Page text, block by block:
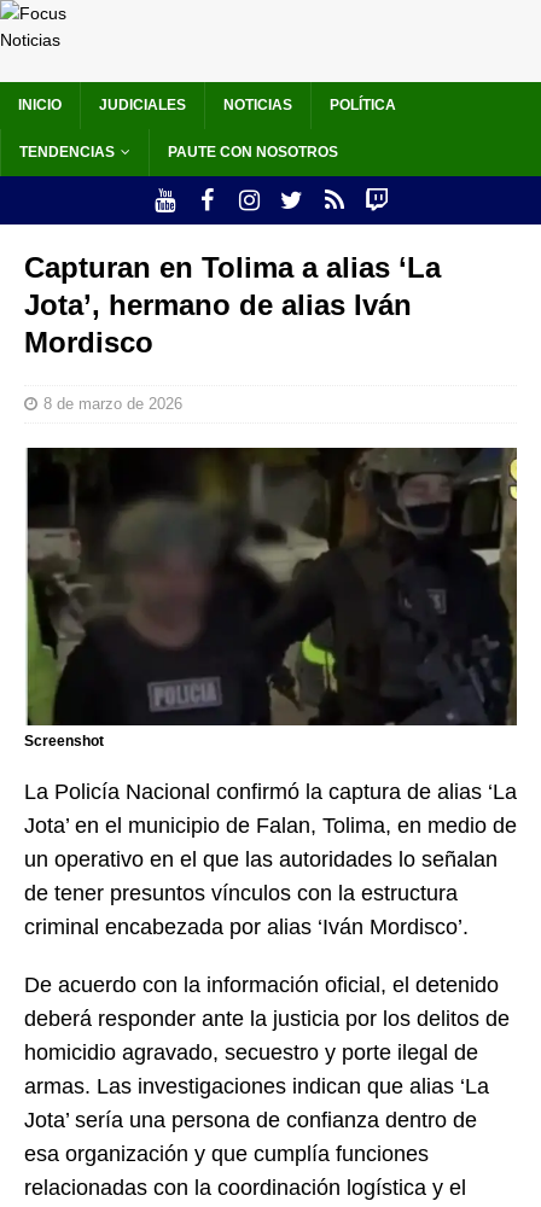
INICIO JUDICIALES NOTICIAS POLÍTICA
TENDENCIAS PAUTE CON NOSOTROS
Capturan en Tolima a alias ‘La
Jota’, hermano de alias Iván
Mordisco
8 de marzo de 2026
Screenshot
La Policía Nacional confirmó la captura de alias ‘La
Jota’ en el municipio de Falan, Tolima, en medio de
un operativo en el que las autoridades lo señalan
de tener presuntos vínculos con la estructura
criminal encabezada por alias ‘Iván Mordisco’.
De acuerdo con la información oficial, el detenido
deberá responder ante la justicia por los delitos de
homicidio agravado, secuestro y porte ilegal de
armas. Las investigaciones indican que alias ‘La
Jota’ sería una persona de confianza dentro de
esa organización y que cumplía funciones
relacionadas con la coordinación logística y el